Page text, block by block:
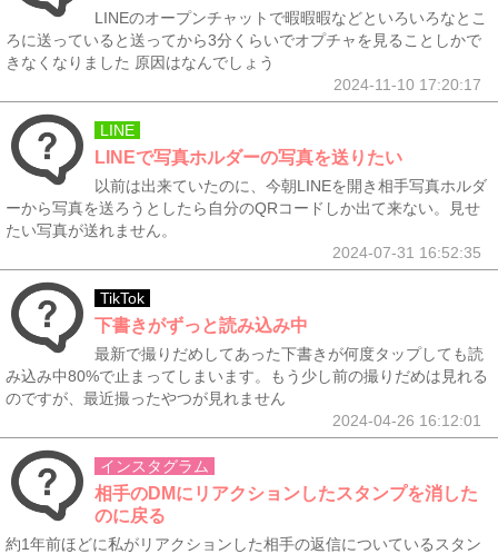
LINEのオープンチャットで暇暇暇などといろいろなとこ
ろに送っていると送ってから3分くらいでオプチャを見ることしかで
きなくなりました 原因はなんでしょう
2024-11-10 17:20:17
LINE
LINEで写真ホルダーの写真を送りたい
以前は出来ていたのに、今朝LINEを開き相手写真ホルダ
ーから写真を送ろうとしたら自分のQRコードしか出て来ない。見せ
たい写真が送れません。
2024-07-31 16:52:35
TikTok
下書きがずっと読み込み中
最新で撮りだめしてあった下書きが何度タップしても読
み込み中80%で止まってしまいます。もう少し前の撮りだめは見れる
のですが、最近撮ったやつが見れません
2024-04-26 16:12:01
インスタグラム
相手のDMにリアクションしたスタンプを消した
のに戻る
約1年前ほどに私がリアクションした相手の返信についているスタン